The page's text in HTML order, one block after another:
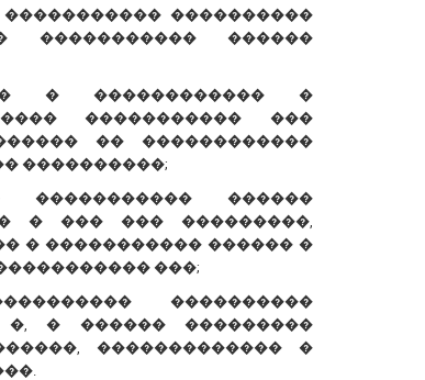
����������
����������� ������
� ������������ �
����������� ���
�� ������������
����������;
����������� ������
� ��� ��� ���������,
� ����������� ������ �
���;
����������
�, � ������ ���������
������������� �